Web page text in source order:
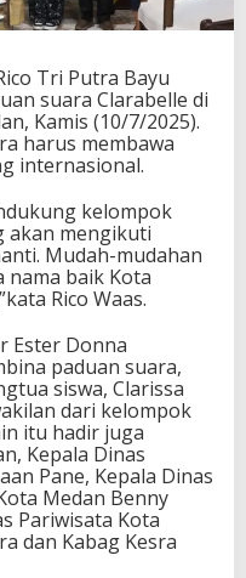
Tri Putra Bayu
suara Clarabelle di
Kamis (10/7/2025).
harus membawa
internasional.
kelompok
akan mengikuti
Mudah-mudahan
nama baik Kota
Rico Waas.
Ester Donna
paduan suara,
siswa, Clarissa
dari kelompok
itu hadir juga
Kepala Dinas
Pane, Kepala Dinas
Medan Benny
Pariwisata Kota
dan Kabag Kesra